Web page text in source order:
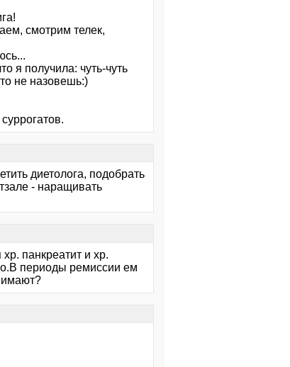
смотрим телек,
я получила: чуть-чуть
не назовешь:)
диетолога, подобрать
- наращивать
панкреатит и хр.
периоды ремиссии ем